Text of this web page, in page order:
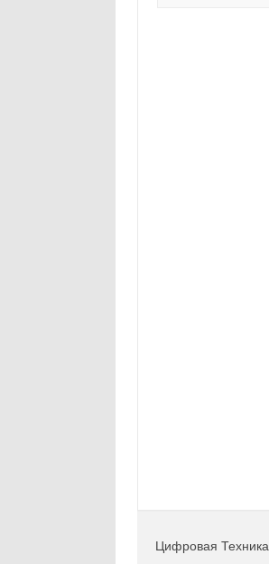
Цифровая Техника